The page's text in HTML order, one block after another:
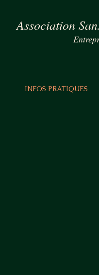
Association
INFOS PRATIQUES